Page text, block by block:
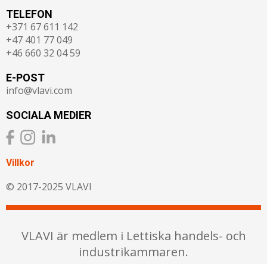
TELEFON
+371 67 611 142
+47 401 77 049
+46 660 32 04 59
E-POST
info@vlavi.com
SOCIALA MEDIER
Villkor
© 2017-2025 VLAVI
VLAVI är medlem i Lettiska handels- och
industrikammaren.